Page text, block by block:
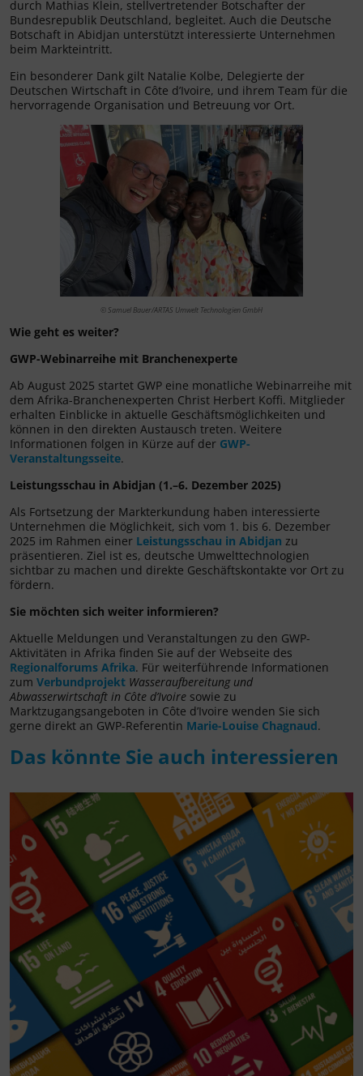
durch Mathias Klein, stellvertretender Botschafter der
Bundesrepublik Deutschland, begleitet. Auch die Deutsche
Botschaft in Abidjan unterstützt interessierte Unternehmen
beim Markteintritt.
Ein besonderer Dank gilt Natalie Kolbe, Delegierte der
Deutschen Wirtschaft in Côte d’Ivoire, und ihrem Team für die
hervorragende Organisation und Betreuung vor Ort.
© Samuel Bauer/ARTAS Umwelt Technologien GmbH
Wie geht es weiter?
GWP-Webinarreihe mit Branchenexperte
Ab August 2025 startet GWP eine monatliche Webinarreihe mit
dem Afrika-Branchenexperten Christ Herbert Koffi. Mitglieder
erhalten Einblicke in aktuelle Geschäftsmöglichkeiten und
können in den direkten Austausch treten. Weitere
Informationen folgen in Kürze auf der GWP-
Veranstaltungsseite.
Leistungsschau in Abidjan (1.–6. Dezember 2025)
Als Fortsetzung der Markterkundung haben interessierte
Unternehmen die Möglichkeit, sich vom 1. bis 6. Dezember
2025 im Rahmen einer Leistungsschau in Abidjan zu
präsentieren. Ziel ist es, deutsche Umwelttechnologien
sichtbar zu machen und direkte Geschäftskontakte vor Ort zu
fördern.
Sie möchten sich weiter informieren?
Aktuelle Meldungen und Veranstaltungen zu den GWP-
Aktivitäten in Afrika finden Sie auf der Webseite des
Regionalforums Afrika. Für weiterführende Informationen
zum Verbundprojekt Wasseraufbereitung und
Abwasserwirtschaft in Côte d’Ivoire sowie zu
Marktzugangsangeboten in Côte d’Ivoire wenden Sie sich
gerne direkt an GWP-Referentin Marie-Louise Chagnaud.
Das könnte Sie auch interessieren